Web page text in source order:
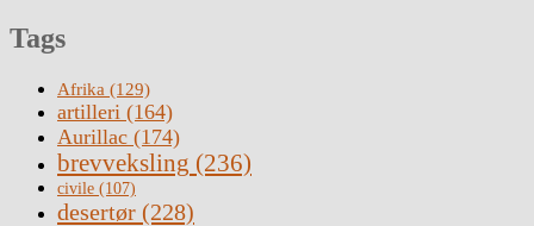
Tags
Afrika (129)
artilleri (164)
Aurillac (174)
brevveksling (236)
civile (107)
desertør (228)